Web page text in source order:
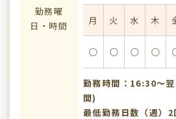
勤務曜
日・時間
月 火 水 木
○ ○ ○ ○
勤務時間：16:30〜
間)
最低勤務日数（週）2